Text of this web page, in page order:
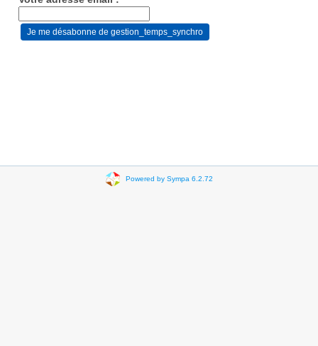
Powered by Sympa 6.2.72